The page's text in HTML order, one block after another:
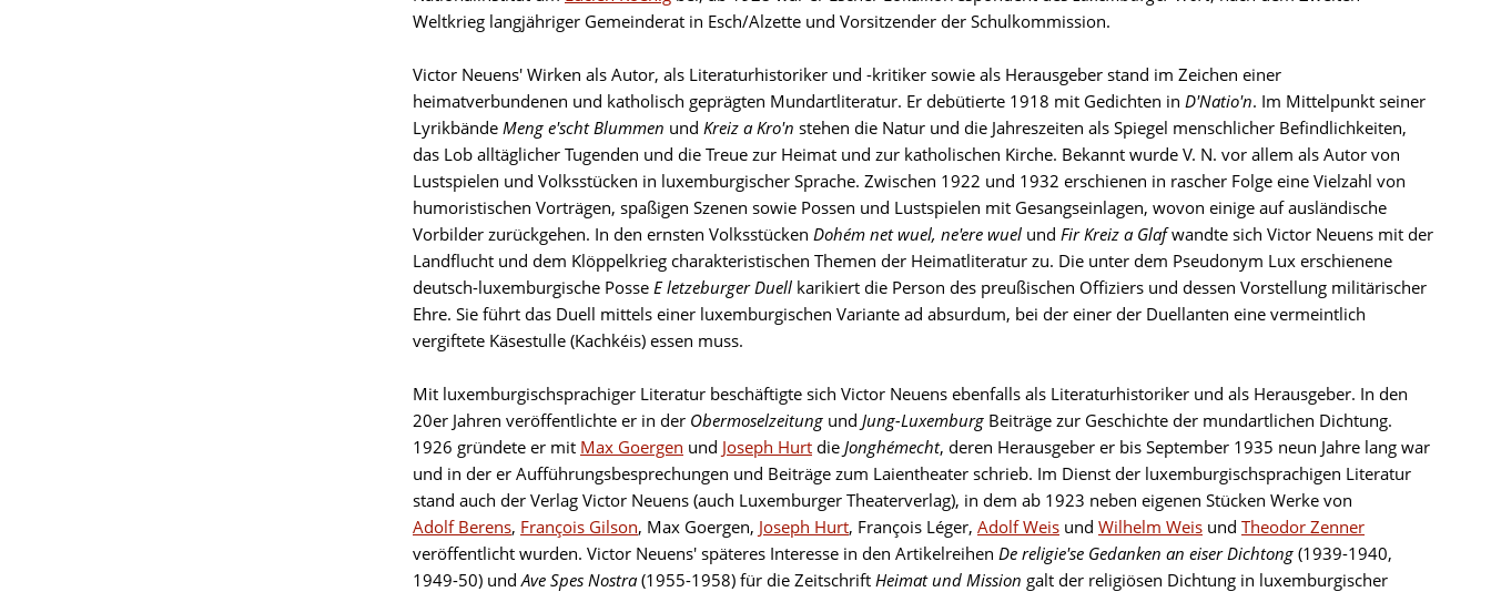
Weltkrieg langjähriger Gemeinderat in Esch/Alzette und Vorsitzender der Schulkommission.
Victor Neuens' Wirken als Autor, als Literaturhistoriker und -kritiker sowie als Herausgeber stand im Zeichen einer
heimatverbundenen und katholisch geprägten Mundartliteratur. Er debütierte 1918 mit Gedichten in D'Natio'n. Im Mittelpunkt seiner
Lyrikbände Meng e'scht Blummen und Kreiz a Kro'n stehen die Natur und die Jahreszeiten als Spiegel menschlicher Befindlichkeiten,
das Lob alltäglicher Tugenden und die Treue zur Heimat und zur katholischen Kirche. Bekannt wurde V. N. vor allem als Autor von
Lustspielen und Volksstücken in luxemburgischer Sprache. Zwischen 1922 und 1932 erschienen in rascher Folge eine Vielzahl von
humoristischen Vorträgen, spaßigen Szenen sowie Possen und Lustspielen mit Gesangseinlagen, wovon einige auf ausländische
Vorbilder zurückgehen. In den ernsten Volksstücken Dohém net wuel, ne'ere wuel und Fir Kreiz a Glafwandte sich Victor Neuens mit der
Landflucht und dem Klöppelkrieg charakteristischen Themen der Heimatliteratur zu. Die unter dem Pseudonym Lux erschienene
deutsch-luxemburgische Posse E letzeburger Duell karikiert die Person des preußischen Offiziers und dessen Vorstellung militärischer
Ehre. Sie führt das Duell mittels einer luxemburgischen Variante ad absurdum, bei der einer der Duellanten eine vermeintlich
vergiftete Käsestulle (Kachkéis) essen muss.
Mit luxemburgischsprachiger Literatur beschäftigte sich Victor Neuens ebenfalls als Literaturhistoriker und als Herausgeber. In den
20er Jahren veröffentlichte er in der Obermoselzeitung und Jung-Luxemburg Beiträge zur Geschichte der mundartlichen Dichtung.
1926 gründete er mit Max Goergen und Joseph Hurt die Jonghémecht, deren Herausgeber er bis September 1935 neun Jahre lang war
und in der er Aufführungsbesprechungen und Beiträge zum Laientheater schrieb. Im Dienst der luxemburgischsprachigen Literatur
stand auch der Verlag Victor Neuens (auch Luxemburger Theaterverlag), in dem ab 1923 neben eigenen Stücken Werke von
Adolf Berens, François Gilson, Max Goergen, Joseph Hurt, François Léger, Adolf Weis und Wilhelm Weis und Theodor Zenner
veröffentlicht wurden. Victor Neuens' späteres Interesse in den Artikelreihen De religie'se Gedanken an eiser Dichtong (1939-1940,
1949-50) undAve Spes Nostra(1955-1958) für die Zeitschrift Heimat und Mission galt der religiösen Dichtung in luxemburgischer